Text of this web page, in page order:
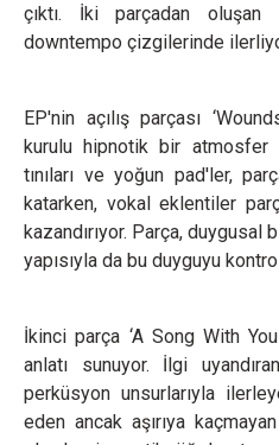
çıktı. İki parçadan
downtempo çizgilerinde
EP'nin açılış parçası
kurulu hipnotik bir atmosfer
tınıları ve yoğun pad'ler,
katarken, vokal eklentiler
kazandırıyor. Parça,
yapısıyla da bu duyguyu
İkinci parça ‘A Song With
anlatı sunuyor. İlgi
perküsyon unsurlarıyla
eden ancak aşırıya